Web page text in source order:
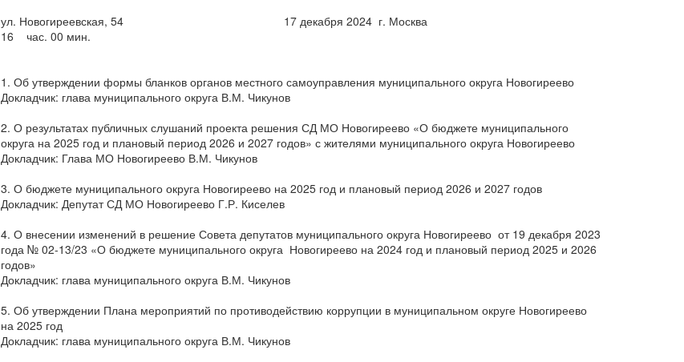
ул. Новогиреевская, 54 17 декабря 2024 г. Москва
16 час. 00 мин.
1. Об утверждении формы бланков органов местного самоуправления муниципального округа Новогиреево
Докладчик: глава муниципального округа В.М. Чикунов
2. О результатах публичных слушаний проекта решения СД МО Новогиреево «О бюджете муниципального
округа на 2025 год и плановый период 2026 и 2027 годов» с жителями муниципального округа Новогиреево
Докладчик: Глава МО Новогиреево В.М. Чикунов
3. О бюджете муниципального округа Новогиреево на 2025 год и плановый период 2026 и 2027 годов
Докладчик: Депутат СД МО Новогиреево Г.Р. Киселев
4. О внесении изменений в решение Совета депутатов муниципального округа Новогиреево от 19 декабря 2023
года № 02-13/23 «О бюджете муниципального округа Новогиреево на 2024 год и плановый период 2025 и 2026
годов»
Докладчик: глава муниципального округа В.М. Чикунов
5. Об утверждении Плана мероприятий по противодействию коррупции в муниципальном округе Новогиреево
на 2025 год
Докладчик: глава муниципального округа В.М. Чикунов